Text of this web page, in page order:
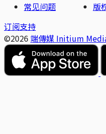
常见问题
版
订阅支持
©2026 端傳媒 Initium